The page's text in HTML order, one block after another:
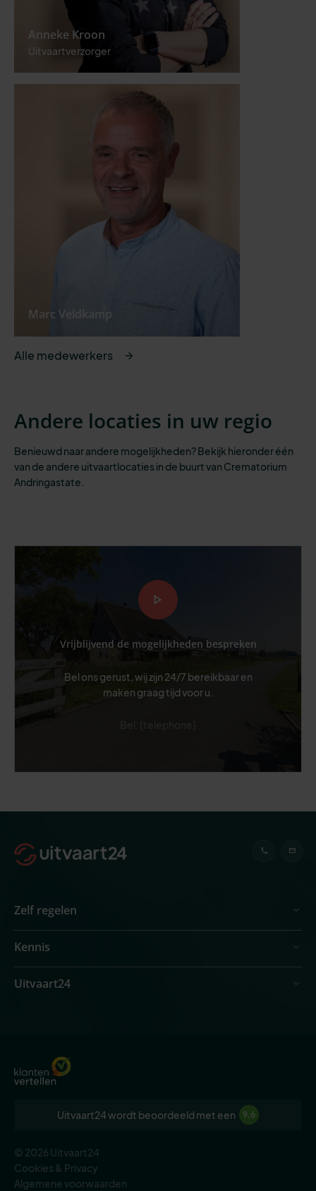
Anneke Kroon
Uitvaartverzorger
Marc Veldkamp
Alle medewerkers
Andere locaties in uw regio
Benieuwd naar andere mogelijkheden? Bekijk hieronder één
van de andere uitvaartlocaties in de buurt van Crematorium
Andringastate.
Vrijblijvend de mogelijkheden bespreken
Bel ons gerust, wij zijn 24/7 bereikbaar en
maken graag tijd voor u.
Zelf regelen
Kennis
Uitvaart24
Uitvaart24 wordt beoordeeld met een 9,6
© 2026 Uitvaart24
Cookies & Privacy
Algemene voorwaarden